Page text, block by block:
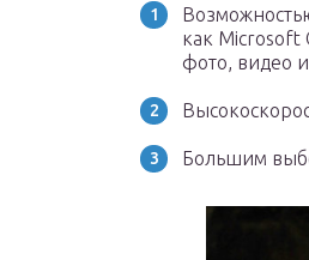
как Microsoft
фото, видео
Большим